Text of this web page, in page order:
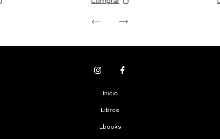
Inicio
Libros
Ebooks